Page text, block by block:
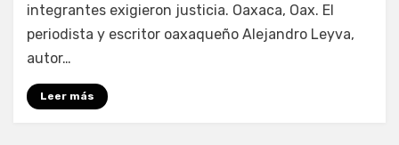
integrantes exigieron justicia. Oaxaca, Oax. El
periodista y escritor oaxaqueño Alejandro Leyva,
autor…
Leer más